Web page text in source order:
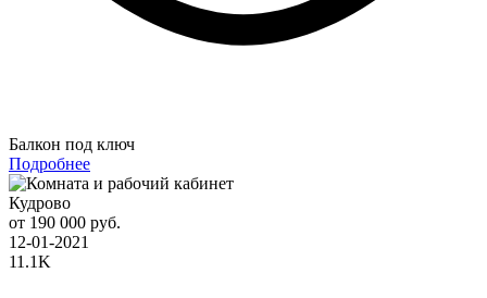
Балкон под ключ
Подробнее
Кудрово
от 190 000 руб.
12-01-2021
11.1K